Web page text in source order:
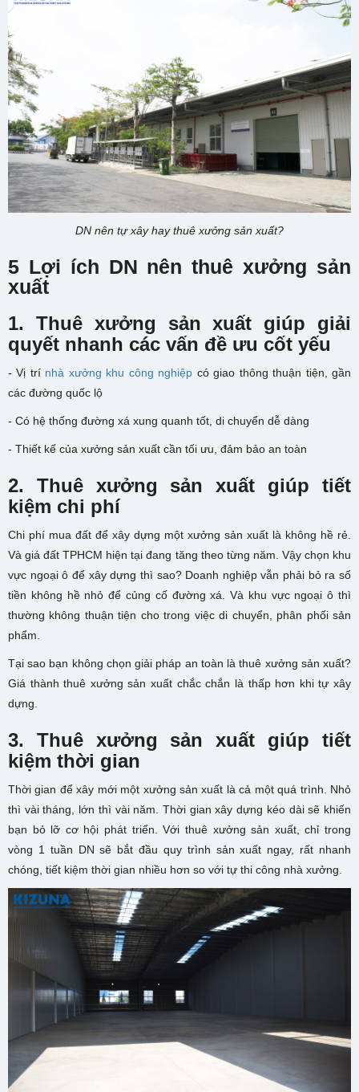
DN nên tự xây hay thuê xưởng sản xuất?
5 Lợi ích DN nên thuê xưởng sản
xuất
1. Thuê xưởng sản xuất giúp giải
quyết nhanh các vấn đề ưu cốt yếu
- Vị trí nhà xưởng khu công nghiệp có giao thông thuận tiện, gần
các đường quốc lộ
- Có hệ thống đường xá xung quanh tốt, di chuyển dễ dàng
- Thiết kế của xưởng sản xuất cần tối ưu, đảm bảo an toàn
2. Thuê xưởng sản xuất giúp tiết
kiệm chi phí
Chi phí mua đất để xây dựng một xưởng sản xuất là không hề rẻ.
Và giá đất TPHCM hiện tại đang tăng theo từng năm. Vậy chọn khu
vực ngoại ô để xây dựng thì sao? Doanh nghiệp vẫn phải bỏ ra số
tiền không hề nhỏ để củng cố đường xá. Và khu vực ngoại ô thì
thường không thuận tiện cho trong việc di chuyển, phân phối sản
phẩm.
Tại sao bạn không chọn giải pháp an toàn là thuê xưởng sản xuất?
Giá thành thuê xưởng sản xuất chắc chắn là thấp hơn khi tự xây
dựng.
3. Thuê xưởng sản xuất giúp tiết
kiệm thời gian
Thời gian để xây mới một xưởng sản xuất là cả một quá trình. Nhỏ
thì vài tháng, lớn thì vài năm. Thời gian xây dựng kéo dài sẽ khiến
bạn bỏ lỡ cơ hội phát triển. Với thuê xưởng sản xuất, chỉ trong
vòng 1 tuần DN sẽ bắt đầu quy trình sản xuất ngay, rất nhanh
chóng, tiết kiệm thời gian nhiều hơn so với tự thi công nhà xưởng.